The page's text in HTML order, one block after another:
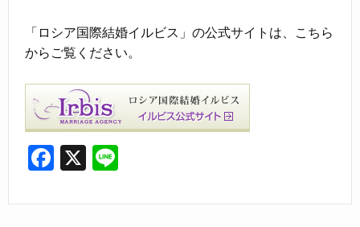
「ロシア国際結婚イルビス」の公式サイトは、こちら
からご覧ください。
F
c
X
e